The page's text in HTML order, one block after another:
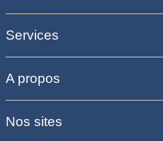
Services
A propos
Nos sites